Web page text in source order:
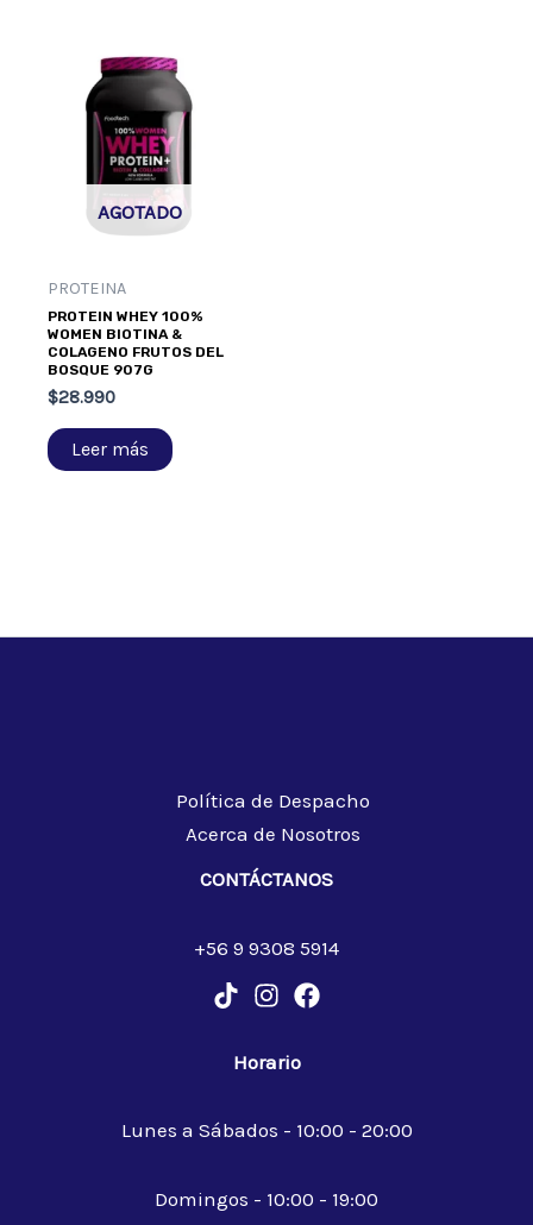
AGOTADO
PROTEINA
PROTEIN WHEY 100%
WOMEN BIOTINA &
COLAGENO FRUTOS DEL
BOSQUE 907G
$28.990
Leer más
Política de Despacho
Acerca de Nosotros
CONTÁCTANOS
+56 9 9308 5914
Horario
Lunes a Sábados - 10:00 - 20:00
Domingos - 10:00 - 19:00